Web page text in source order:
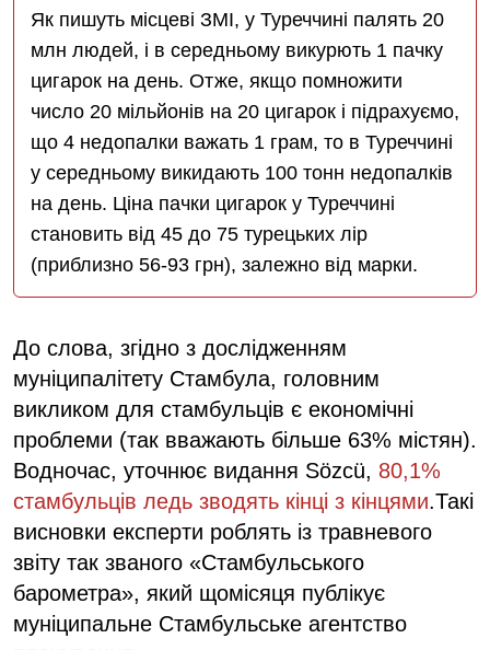
Як пишуть місцеві ЗМІ, у Туреччині палять 20
млн людей, і в середньому викурють 1 пачку
цигарок на день. Отже, якщо помножити
число 20 мільйонів на 20 цигарок і підрахуємо,
що 4 недопалки важать 1 грам, то в Туреччині
у середньому викидають 100 тонн недопалків
на день. Ціна пачки цигарок у Туреччині
становить від 45 до 75 турецьких лір
(приблизно 56-93 грн), залежно від марки.
До слова, згідно з дослідженням
муніципалітету Стамбула, головним
викликом для стамбульців є економічні
проблеми (так вважають більше 63% містян).
Водночас, уточнює видання Sözcü, 80,1%
стамбульців ледь зводять кінці з кінцями.Такі
висновки експерти роблять із травневого
звіту так званого «Стамбульського
барометра», який щомісяця публікує
муніципальне Стамбульське агентство